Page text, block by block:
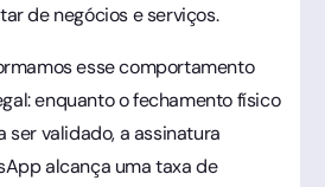
de negócios e serviços.
esse comportamento
enquanto o fechamento físico
ser validado, a assinatura
alcança uma taxa de